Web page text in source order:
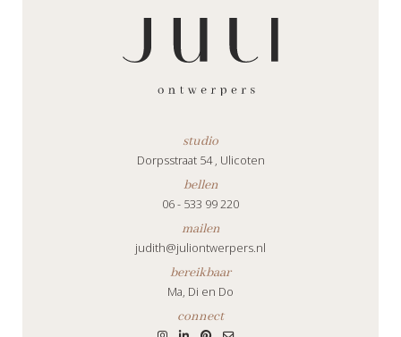
studio
Dorpsstraat 54 , Ulicoten
bellen
06 - 533 99 220
mailen
judith@juliontwerpers.nl
bereikbaar
Ma, Di en Do
connect